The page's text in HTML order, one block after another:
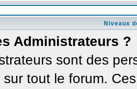
Niveaux
Administrateurs ?
sont des
tout le forum.